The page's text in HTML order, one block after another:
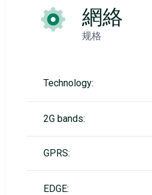
網絡
规格
Technology:
2G bands:
GPRS:
EDGE: